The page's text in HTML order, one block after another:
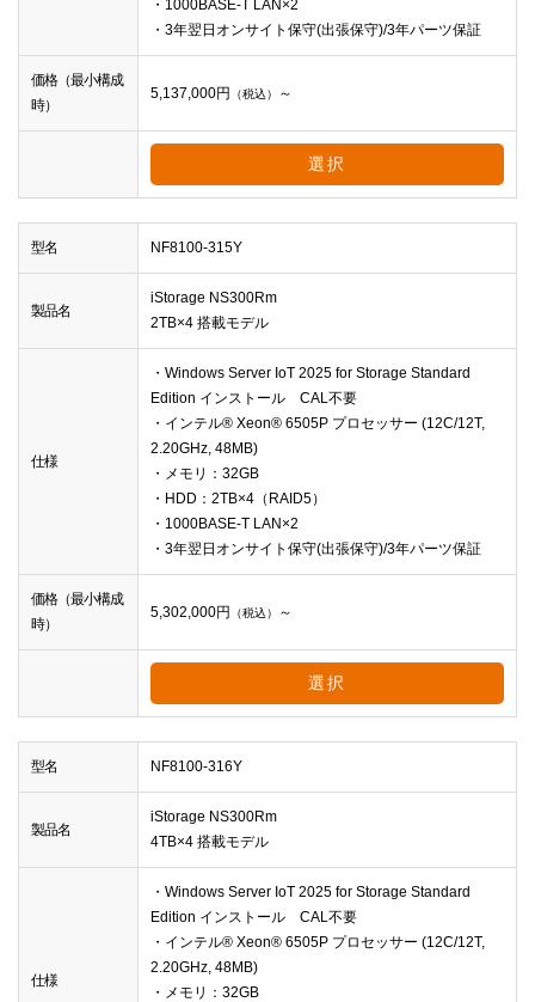
・1000BASE-T LAN×2
・3年翌日オンサイト保守(出張保守)/3年パーツ保証
価格（最小構成
時）
5,137,000円 （税込） ～
選択
型名 NF8100-315Y
製品名
iStorage NS300Rm
2TB×4 搭載モデル
仕様
・Windows Server IoT 2025 for Storage Standard
Edition インストール CAL不要
・インテル® Xeon® 6505P プロセッサー (12C/12T,
2.20GHz, 48MB)
・メモリ：32GB
・HDD：2TB×4（RAID5）
・1000BASE-T LAN×2
・3年翌日オンサイト保守(出張保守)/3年パーツ保証
価格（最小構成
時）
5,302,000円 （税込） ～
選択
型名 NF8100-316Y
製品名
iStorage NS300Rm
4TB×4 搭載モデル
仕様
・Windows Server IoT 2025 for Storage Standard
Edition インストール CAL不要
・インテル® Xeon® 6505P プロセッサー (12C/12T,
2.20GHz, 48MB)
・メモリ：32GB